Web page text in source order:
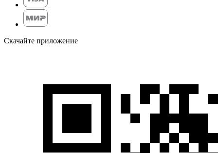
Скачайте приложение